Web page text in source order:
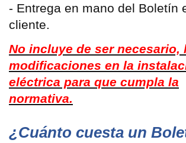
- Entrega en mano del Boletín
cliente.
No incluye de ser necesario,
modificaciones en la
eléctrica para que cumpla la
normativa.
¿Cuánto cuesta un